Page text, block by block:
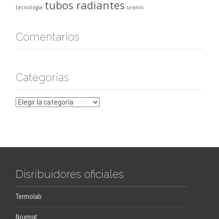
tecnología tubos radiantes uranio
Comentarios
Categorías
Categorías
Disribuidores oficiales
Termolab
Noxmat